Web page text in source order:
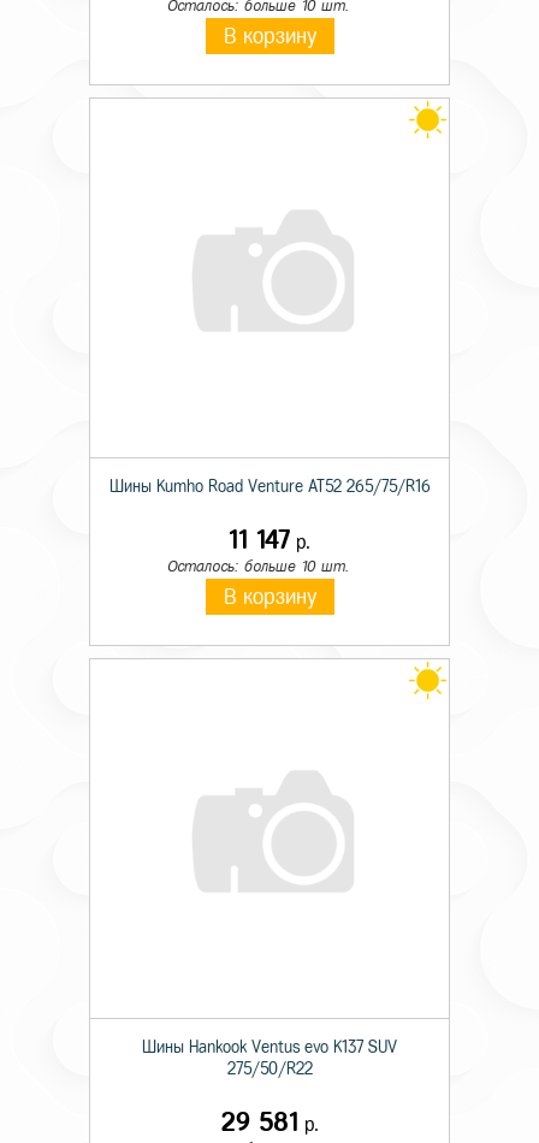
Осталось: больше 10 шт.
В корзину
Шины Kumho Road Venture AT52 265/75/R16
11 147 р.
Осталось: больше 10 шт.
В корзину
Шины Hankook Ventus evo K137 SUV
275/50/R22
29 581 р.